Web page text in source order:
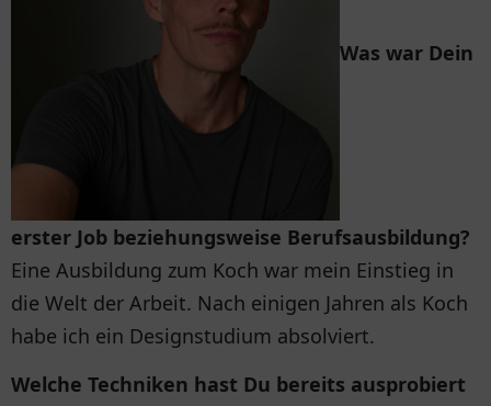
Was war Dein
erster Job beziehungsweise Berufsausbildung?
Eine Ausbildung zum Koch war mein Einstieg in
die Welt der Arbeit. Nach einigen Jahren als Koch
habe ich ein Designstudium absolviert.
Welche Techniken hast Du bereits ausprobiert